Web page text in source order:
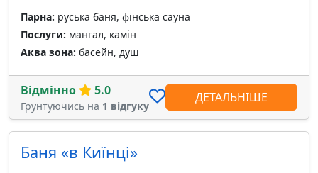
Парна: руська баня, фінська сауна
Послуги: мангал, камін
Аква зона: басейн, душ
Відмінно 5.0
Грунтуючись на 1 відгуку
ДЕТАЛЬНІШЕ
Баня «в Киїнці»